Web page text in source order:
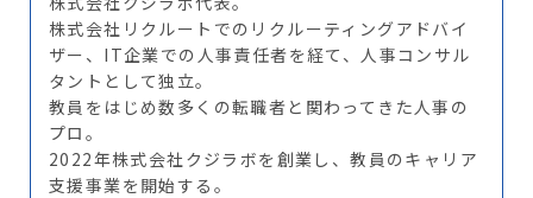
株式会社リクルートでのリクルーティングアドバイ
ザー、IT企業での人事責任者を経て、人事コンサル
タントとして独立。
教員をはじめ数多くの転職者と関わってきた人事の
プロ。
2022年株式会社クジラボを創業し、教員のキャリア
支援事業を開始する。